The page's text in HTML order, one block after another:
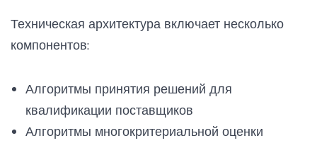
Техническая архитектура включает несколько
компонентов:
Алгоритмы принятия решений для
квалификации поставщиков
Алгоритмы многокритериальной оценки